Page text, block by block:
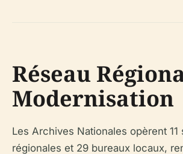
Réseau
Modernisation
Les Archives Nationales opèrent 11
régionales et 29 bureaux locaux,